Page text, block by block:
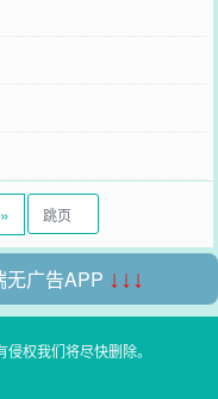
»
无广告APP ↓↓↓
权我们将尽快删除。